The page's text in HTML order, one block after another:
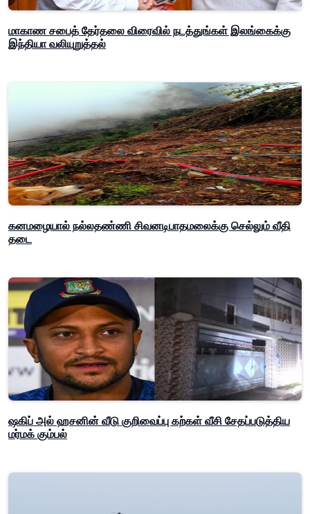
மாகாண சபைத் தேர்தலை விரைவில் நடத்துங்கள் இலங்கைக்கு
இந்தியா வலியுறுத்தல்
கனமழையால் நல்லதண்ணி சிவனடிபாதமலைக்கு செல்லும் வீதி
தடை
ஷகிப் அல் ஹசனின் வீடு குறிவைப்பு கற்கள் வீசி சேதப்படுத்திய
மர்மக் கும்பல்